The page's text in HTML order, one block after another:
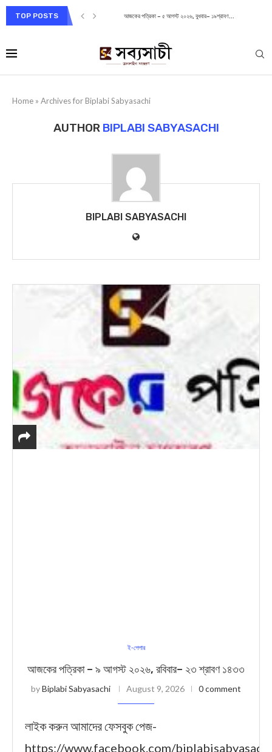
TOP POSTS আজকের পত্রিকা – ৫ আগস্ট ২০২৬, বুধবার– ১৯শ্রাবণ...
Home » Archives for Biplabi Sabyasachi
AUTHOR BIPLABI SABYASACHI
BIPLABI SABYASACHI
ই-পেপার
আজকের পত্রিকা – ৯ আগস্ট ২০২৬, রবিবার– ২৩ শ্রাবণ ১৪৩৩
byBiplabi Sabyasachi August 9, 2026 0 comment
লাইক করুন আমাদের ফেসবুক পেজ-
https://www.facebook.com/biplabisabyasachi